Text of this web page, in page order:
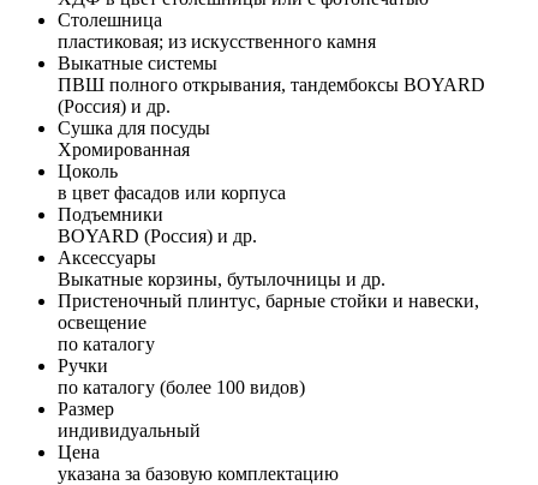
Столешница
пластиковая; из искусственного камня
Выкатные системы
ПВШ полного открывания, тандембоксы BOYARD
(Россия) и др.
Сушка для посуды
Хромированная
Цоколь
в цвет фасадов или корпуса
Подъемники
BOYARD (Россия) и др.
Аксессуары
Выкатные корзины, бутылочницы и др.
Пристеночный плинтус, барные стойки и навески,
освещение
по каталогу
Ручки
по каталогу (более 100 видов)
Размер
индивидуальный
Цена
указана за базовую комплектацию